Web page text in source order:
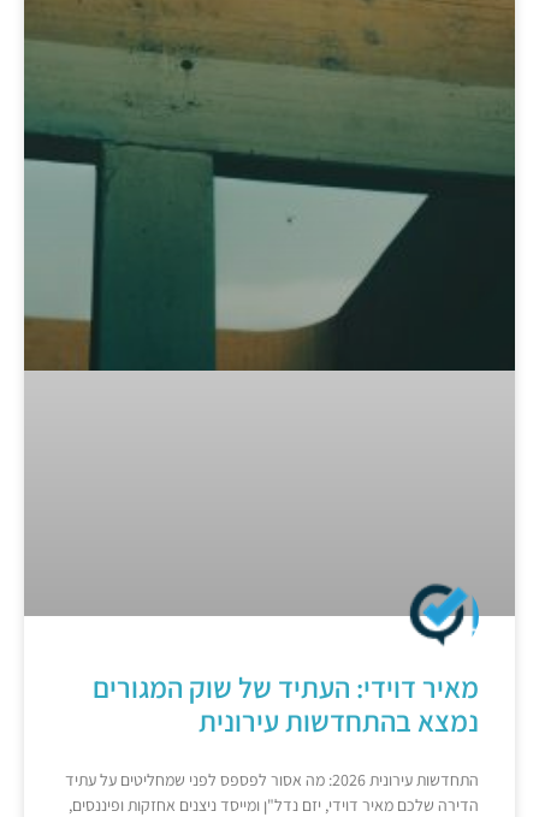
מאיר דוידי: העתיד של שוק המגורים
נמצא בהתחדשות עירונית
התחדשות עירונית 2026: מה אסור לפספס לפני שמחליטים על עתיד
הדירה שלכם מאיר דוידי, יזם נדל"ן ומייסד ניצנים אחזקות ופיננסים,